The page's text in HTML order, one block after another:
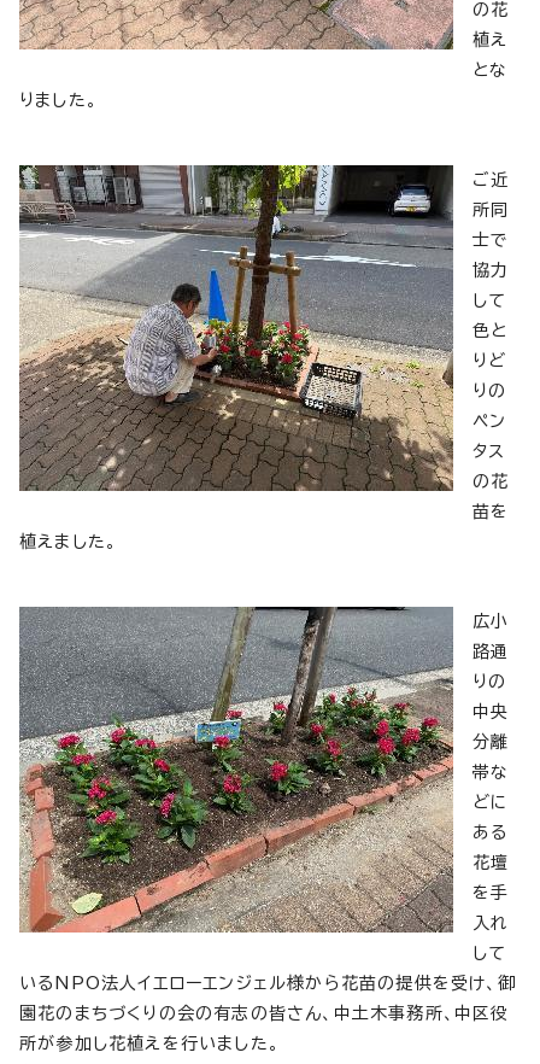
の花
植え
とな
りました。
ご近
所同
士で
協力
して
色と
りど
りの
ペン
タス
の花
苗を
植えました。
広小
路通
りの
中央
分離
帯な
どに
ある
花壇
を手
入れ
して
いるNPO法人イエローエンジェル様から花苗の提供を受け、御
園花のまちづくりの会の有志の皆さん、中土木事務所、中区役
所が参加し花植えを行いました。